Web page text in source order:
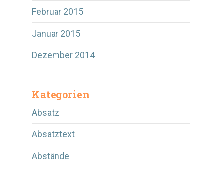
Februar 2015
Januar 2015
Dezember 2014
Kategorien
Absatz
Absatztext
Abstände